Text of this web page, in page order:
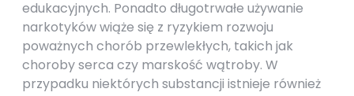
edukacyjnych. Ponadto długotrwałe używanie
narkotyków wiąże się z ryzykiem rozwoju
poważnych chorób przewlekłych, takich jak
choroby serca czy marskość wątroby. W
przypadku niektórych substancji istnieje również